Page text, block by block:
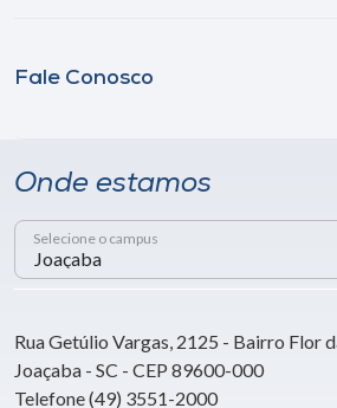
Fale Conosco
Onde estamos
Selecione o campus
Rua Getúlio Vargas, 2125 - Bairro Flor
Joaçaba - SC - CEP 89600-000
Telefone (49) 3551-2000